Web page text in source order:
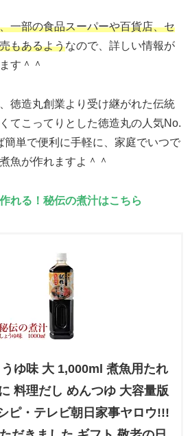
一部の食品スーパーや百貨店、セ
もあるようなので、詳しい情報が
す＾＾
徳造丸創業より受け継がれた伝統
てこってりとした徳造丸の人気No.
簡単で便利に手軽に、家庭でいつで
魚が作れますよ＾＾
れる！秘伝の煮汁はこちら
ゆ味 大 1,000ml 煮魚用たれ
料理だし めんつゆ 大容量版
ピ・テレビ朝日家事ヤロウ!!!